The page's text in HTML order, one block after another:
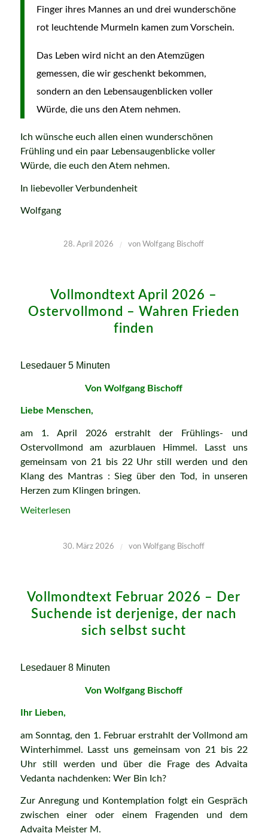
Finger ihres Mannes an und drei wunderschöne
rot leuchtende Murmeln kamen zum Vorschein.
Das Leben wird nicht an den Atemzügen
gemessen, die wir geschenkt bekommen,
sondern an den Lebensaugenblicken voller
Würde, die uns den Atem nehmen.
Ich wünsche euch allen einen wunderschönen
Frühling und ein paar Lebensaugenblicke voller
Würde, die euch den Atem nehmen.
In liebevoller Verbundenheit
Wolfgang
28. April 2026 / von Wolfgang Bischoff
Vollmondtext April 2026 –
Ostervollmond – Wahren Frieden
finden
Lesedauer 5 Minuten
Von Wolfgang Bischoff
Liebe Menschen,
am 1. April 2026 erstrahlt der Frühlings- und
Ostervollmond am azurblauen Himmel. Lasst uns
gemeinsam von 21 bis 22 Uhr still werden und den
Klang des Mantras : Sieg über den Tod, in unseren
Herzen zum Klingen bringen.
Weiterlesen
30. März 2026 / vonWolfgang Bischoff
Vollmondtext Februar 2026 – Der
Suchende ist derjenige, der nach
sich selbst sucht
Lesedauer 8 Minuten
Von Wolfgang Bischoff
Ihr Lieben,
am Sonntag, den 1. Februar erstrahlt der Vollmond am
Winterhimmel. Lasst uns gemeinsam von 21 bis 22
Uhr still werden und über die Frage des Advaita
Vedanta nachdenken: Wer Bin Ich?
Zur Anregung und Kontemplation folgt ein Gespräch
zwischen einer oder einem Fragenden und dem
Advaita Meister M.